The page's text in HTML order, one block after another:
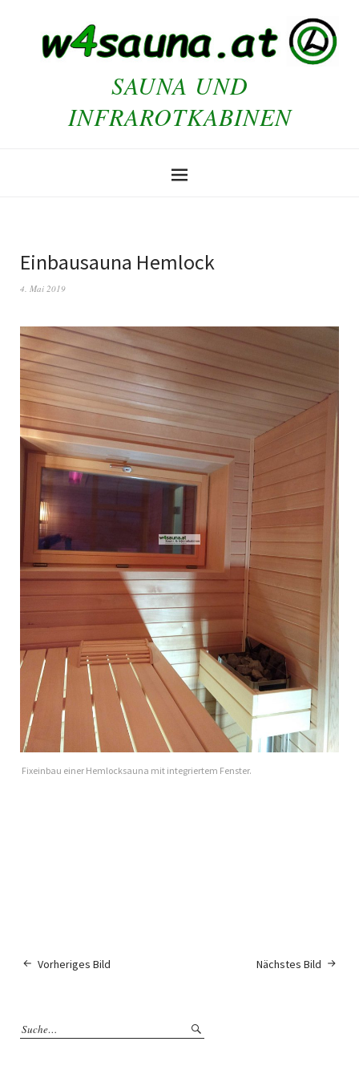
SAUNA UND
INFRAROTKABINEN
Einbausauna Hemlock
4. Mai 2019
Fixeinbau einer Hemlocksauna mit integriertem Fenster.
Nächstes Bild
Vorheriges Bild